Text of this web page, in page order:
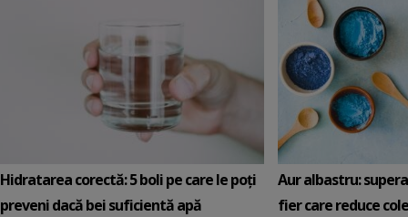
Hidratarea corectă: 5 boli pe care le poți
preveni dacă bei suficientă apă
Aur albastru:
fier care reduce